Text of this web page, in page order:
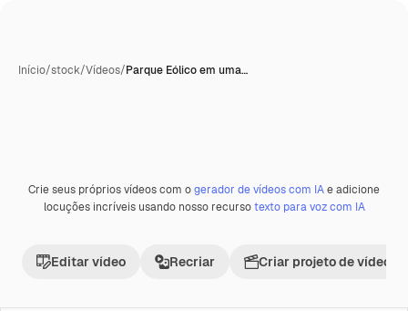
Início/stock/Vídeos/Parque Eólico em uma…
Premium
Crie seus próprios vídeos com ogerador de vídeos com IAe adicione
locuções incríveis usando nosso recursotexto para voz com IA
Editar vídeo Recriar Criar projeto de vídeo